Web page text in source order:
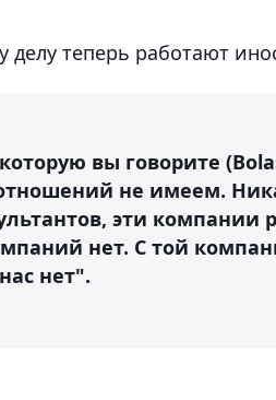
теперь работают
вы говорите
не имеем.
эти компании
нет. С той
нет".